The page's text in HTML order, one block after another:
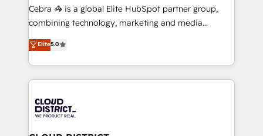
boost with a new HubSpot site Recognized leaders:
🏆 HubSpot Platform Migration Impact Award 🏆
Inbound Campaign of the Year 🏆 Gold AVA Digital
Award for Best Website 🌟 Accreditations: CRM
Cebra 🦓 is a global Elite HubSpot partner group,
combining technology, marketing and media
expertise across Latin America and Southern
Europe, with teams across 7 countries. Born in Chile,
we combine local insight with international reach to
help businesses grow through technology, creativity,
500+ HubSpot implementations, building end-to-
end solutions that integrate CRM, AI automation,
Elite5.0